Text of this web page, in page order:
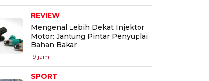
REVIEW
Mengenal Lebih Dekat Injektor
Motor: Jantung Pintar Penyuplai
Bahan Bakar
19 jam
SPORT